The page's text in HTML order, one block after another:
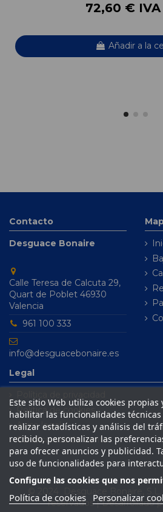
72,60 €
Añadir a la
Contacto
Desguace Bonaire
Calle Teresa de Calcuta 29,
Quart de Poblet 46930
Valencia
961 100 333
info@desguacebonaire.es
Legal
Política de cookies
Aviso legal
Condiciones de venta
Este sitio Web utiliza cookies propias
habilitar las funcionalidades
realizar estadísticas y análisis del
recibido, personalizar las
para ofrecer anuncios y publicidad.
uso de funcionalidades para
Configure las cookies que nos
Política de cookies Personalizar
reservados | Desarrollado